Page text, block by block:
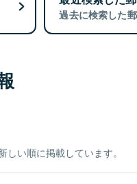
過去に検索した
い順に掲載しています。